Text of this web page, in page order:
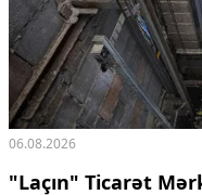
06.08.2026
"Laçın" Ticarət